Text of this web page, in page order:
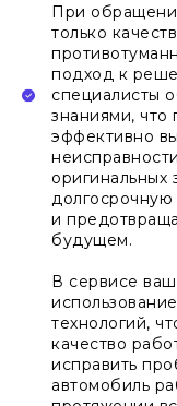
При
только
подход к
специалисты
знаниями, что
эффективно
оригинальных
и
будущем.
В сервисе
технологий,
качество
исправить
автомобиль